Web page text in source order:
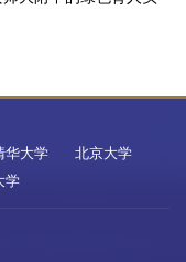
华大学
北京大学
学